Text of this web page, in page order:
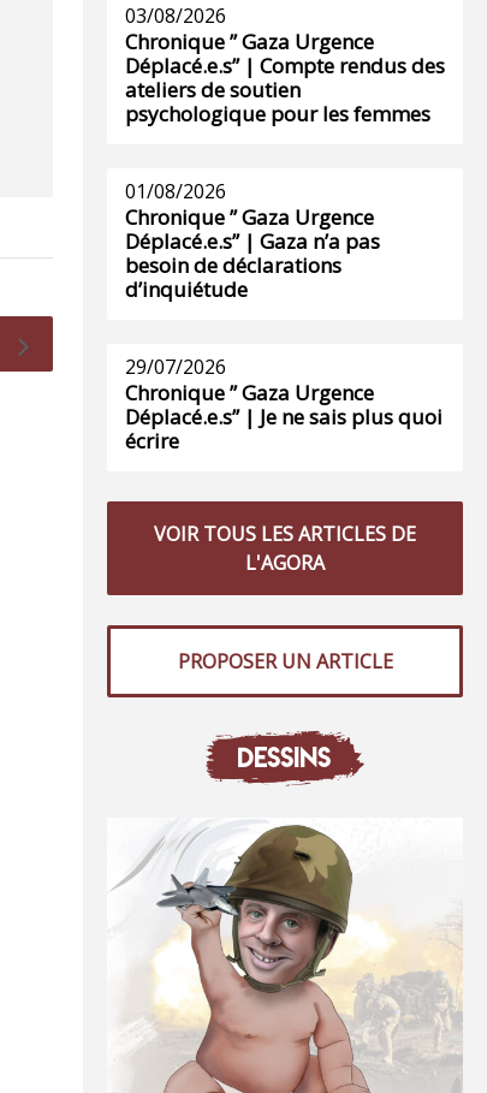
03/08/2026
Chronique ” Gaza Urgence
Déplacé.e.s” | Compte rendus des
ateliers de soutien
psychologique pour les femmes
01/08/2026
Chronique ” Gaza Urgence
Déplacé.e.s” | Gaza n’a pas
besoin de déclarations
d’inquiétude
29/07/2026
Chronique ” Gaza Urgence
Déplacé.e.s” | Je ne sais plus quoi
écrire
VOIR TOUS LES ARTICLES DE
L'AGORA
PROPOSER UN ARTICLE
DESSINS